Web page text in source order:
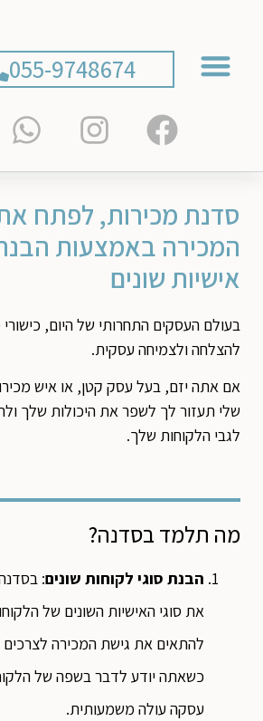
055-9748674
סדנת מכירות, לפתח את
המכירה באמצעות
אישיות שונים
בעולם העסקים התחרותי של היום,
להצלחה ולצמיחה עסקית.
אם אתה יזם, בעל עסק קטן, או איש
שלי תעזור לך לשפר את היכולות שלך
לגבי הלקוחות שלך.
מה תלמד בסדנה?
הבנת סוגי לקוחות שונים:
את סוגי האישיות השונים של
להתאים את גישת המכירה לצרכים
כשאתה יודע לדבר בשפה של
עסקה עולה משמעותית.